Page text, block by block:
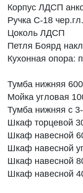
Корпус
Ручка C-18
Цоколь ЛДСП
Петля Боярд
Тумба нижняя
Мойка угловая
Тумба нижняя с
Шкаф торцевой
Шкаф навесной
Шкаф навесной
Шкаф навесной
Шкаф навесной